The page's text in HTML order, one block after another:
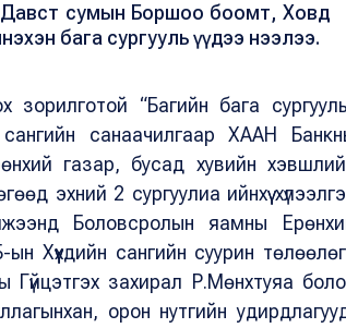
Давст сумын Боршоо боомт, Ховд
бага сургууль үүдээ нээлээ.
зорилготой “Багийн бага
санаачилгаар ХААН
газар, бусад хувийн
эхний 2 сургуулиа ийнхүү
Боловсролын яамны
Хүүхдийн сангийн суурин
захирал Р.Мөнхтуяа
орон нутгийн